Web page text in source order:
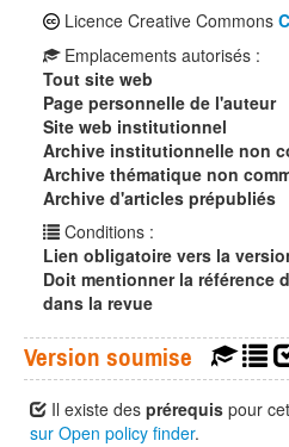
Licence Creative Commons
Emplacements autorisés :
Tout site web
Page personnelle de l'auteur
Site web institutionnel
Archive institutionnelle non
Archive thématique non
Archive d'articles prépubliés
Conditions :
Lien obligatoire vers la
Doit mentionner la référence
dans la revue
Version soumise
Il existe des prérequis pour
sur Open policy finder.